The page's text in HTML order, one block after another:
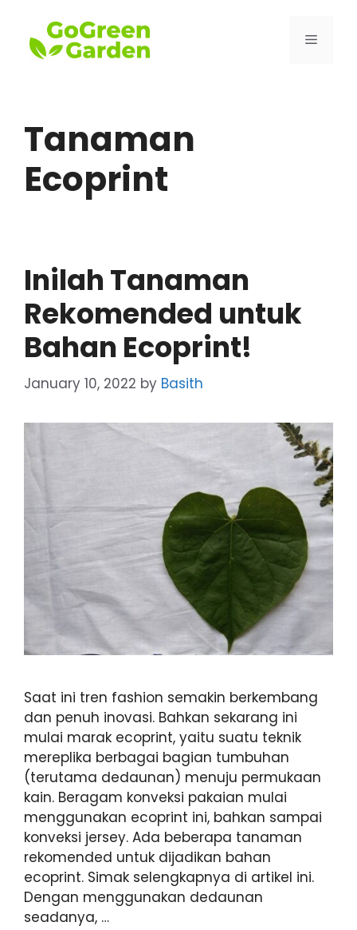
content
Menu
Tanaman
Ecoprint
Inilah Tanaman
Rekomended untuk
Bahan Ecoprint!
January 10, 2022 by Basith
Saat ini tren fashion semakin berkembang
dan penuh inovasi. Bahkan sekarang ini
mulai marak ecoprint, yaitu suatu teknik
mereplika berbagai bagian tumbuhan
(terutama dedaunan) menuju permukaan
kain. Beragam konveksi pakaian mulai
menggunakan ecoprint ini, bahkan sampai
konveksi jersey. Ada beberapa tanaman
rekomended untuk dijadikan bahan
ecoprint. Simak selengkapnya di artikel ini.
Dengan menggunakan dedaunan
seadanya, …